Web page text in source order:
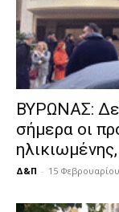
ΒΥΡΩΝΑΣ:
σήμερα οι
Δ&Π - 15